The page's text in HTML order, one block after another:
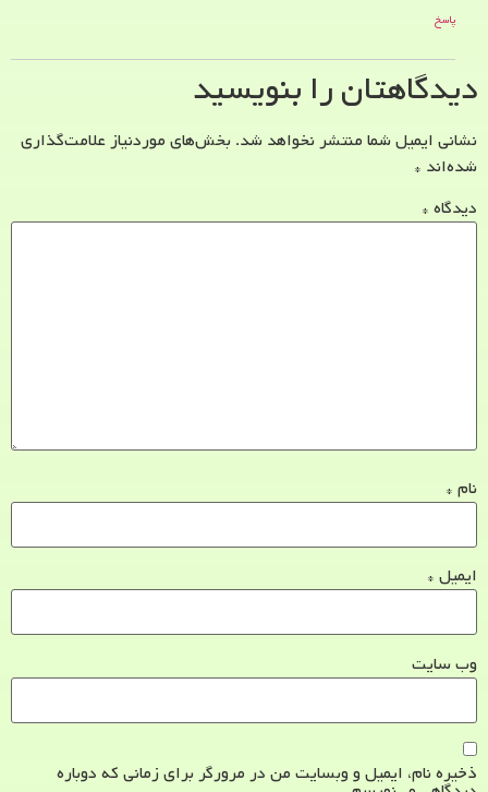
پاسخ
دیدگاهتان را بنویسید
نشانی ایمیل شما منتشر نخواهد شد. بخش‌های موردنیاز علامت‌گذاری
شده‌اند *
دیدگاه *
نام *
ایمیل *
وب‌ سایت
ذخیره نام، ایمیل و وبسایت من در مرورگر برای زمانی که دوباره